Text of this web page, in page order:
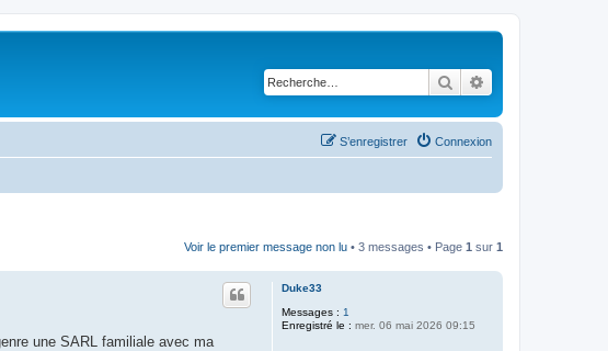
Rechercher
Connexion
S’enregistrer
Voir le premier message non lu • 3 messages • Page 1 sur 1
Duke33
Messages : 1
Enregistré le : mer. 06 mai 2026 09:15
une SARL familiale avec ma